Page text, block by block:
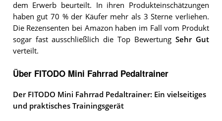
dem Erwerb beurteilt. In ihren Produkteinschätzungen
haben gut 70 % der Käufer mehr als 3 Sterne verliehen.
Die Rezensenten bei Amazon haben im Fall vom Produkt
sogar fast ausschließlich die Top Bewertung Sehr Gut
verteilt.
Über FITODO Mini Fahrrad Pedaltrainer
Der FITODO Mini Fahrrad Pedaltrainer: Ein vielseitiges
und praktisches Trainingsgerät